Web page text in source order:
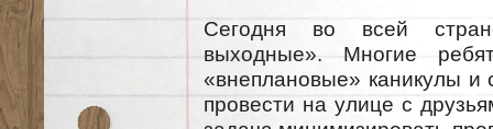
Сегодня во всей
выходные». Многие
«внеплановые» каникулы и
провести на улице с